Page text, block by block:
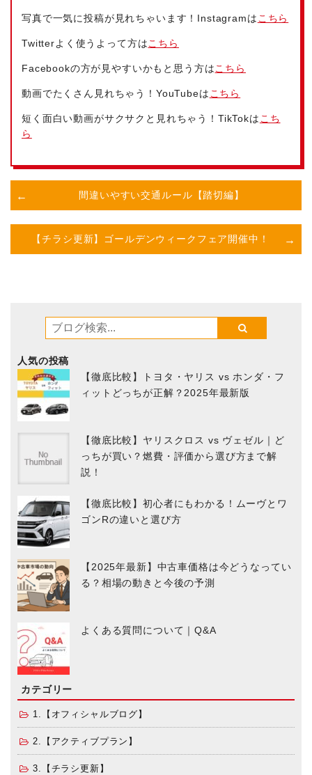
写真で一気に投稿が見れちゃいます！Instagramはこちら
Twitterよく使うよって方はこちら
Facebookの方が見やすいかもと思う方はこちら
動画でたくさん見れちゃう！YouTubeはこちら
短く面白い動画がサクサクと見れちゃう！TikTokはこち
ら
間違いやすい交通ルール【踏切編】
【チラシ更新】ゴールデンウィークフェア開催中！
人気の投稿
【徹底比較】トヨタ・ヤリス vs ホンダ・フ
ィットどっちが正解？2025年最新版
【徹底比較】ヤリスクロス vs ヴェゼル｜ど
っちが買い？燃費・評価から選び方まで解
説！
【徹底比較】初心者にもわかる！ムーヴとワ
ゴンRの違いと選び方
【2025年最新】中古車価格は今どうなってい
る？相場の動きと今後の予測
よくある質問について｜Q&A
カテゴリー
1.【オフィシャルブログ】
2.【アクティブプラン】
3.【チラシ更新】